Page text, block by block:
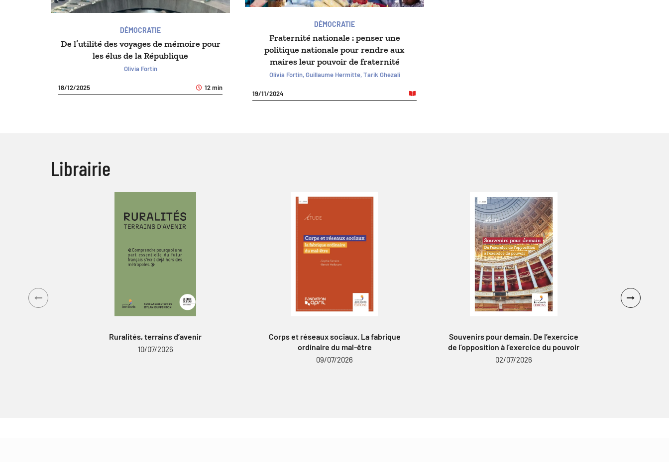
DÉMOCRATIE
De l’utilité des voyages de mémoire pour
les élus de la République
Olivia Fortin
18/12/2025 12 min
DÉMOCRATIE
Fraternité nationale : penser une
politique nationale pour rendre aux
maires leur pouvoir de fraternité
Olivia Fortin, Guillaume Hermitte, Tarik Ghezali
19/11/2024
Librairie
Ruralités, terrains d’avenir
10/07/2026
Corps et réseaux sociaux. La fabrique
ordinaire du mal-être
09/07/2026
Souvenirs pour demain. De l’exercice
de l’opposition à l’exercice du pouvoir
02/07/2026